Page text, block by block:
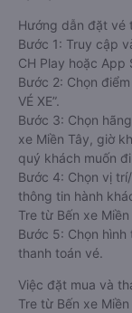
Hướng dẫn đặt vé
Bước 1: Truy cập
CH Play hoặc App
Bước 2: Chọn
VÉ XE”.
Bước 3: Chọn
xe Miền Tây, giờ
quý khách muốn
Bước 4: Chọn vị
thông tin hành
Tre từ Bến xe Miền
Bước 5: Chọn
thanh toán vé.
Việc đặt mua và
Tre từ Bến xe